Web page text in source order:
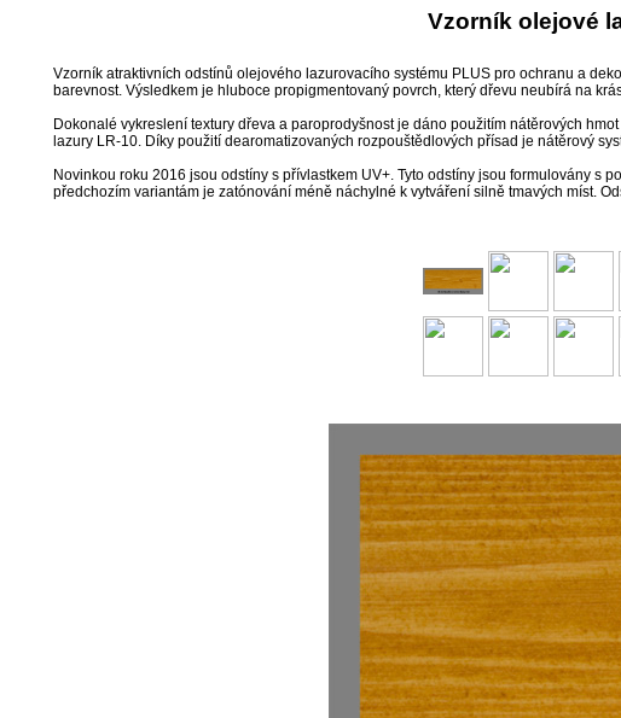
Vzorník olejové
Vzorník atraktivních odstínů olejového lazurovacího systému PLUS pro ochranu a
barevnost. Výsledkem je hluboce propigmentovaný povrch, který dřevu neubírá na
Dokonalé vykreslení textury dřeva a paroprodyšnost je dáno použitím nátěrových
lazury LR-10. Díky použití dearomatizovaných rozpouštědlových přísad je nátěrový
Novinkou roku 2016 jsou odstíny s přívlastkem UV+. Tyto odstíny jsou formulovány
předchozím variantám je zatónování méně náchylné k vytváření silně tmavých míst.